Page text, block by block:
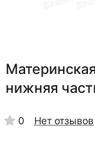
нижняя
0 Нет отзывов